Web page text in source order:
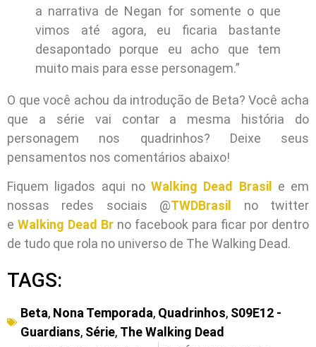
a narrativa de Negan for somente o que
vimos até agora, eu ficaria bastante
desapontado porque eu acho que tem
muito mais para esse personagem.”
O que você achou da introdução de Beta? Você acha
que a série vai contar a mesma história do
personagem nos quadrinhos? Deixe seus
pensamentos nos comentários abaixo!
Fiquem ligados aqui no Walking Dead Brasil
e em
nossas redes sociais @TWDBrasil
no twitter
e Walking Dead Br no facebook para ficar por dentro
de tudo que rola no universo de The Walking Dead.
TAGS:
Beta, Nona Temporada, Quadrinhos, S09E12 -
Guardians, Série, The Walking Dead